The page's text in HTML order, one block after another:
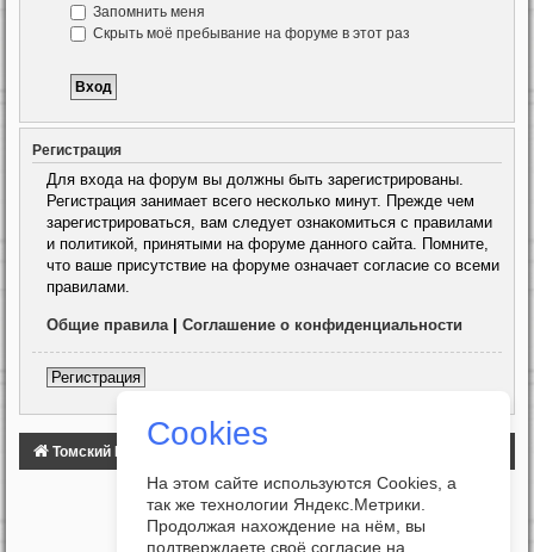
Запомнить меня
Скрыть моё пребывание на форуме в этот раз
Регистрация
Для входа на форум вы должны быть зарегистрированы.
Регистрация занимает всего несколько минут. Прежде чем
зарегистрироваться, вам следует ознакомиться с правилами
и политикой, принятыми на форуме данного сайта. Помните,
что ваше присутствие на форуме означает согласие со всеми
правилами.
Общие правила | Соглашение о конфиденциальности
Регистрация
Томский Клуб Автомобилистов
Cookies
На этом сайте используются Cookies, а
так же технологии Яндекс.Метрики.
Продолжая нахождение на нём, вы
подтверждаете своё согласие на